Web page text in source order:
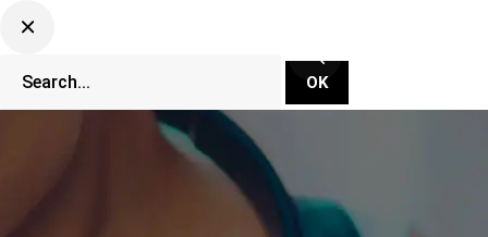
CLUBBING TV NETWORK